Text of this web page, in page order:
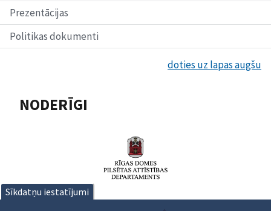
Prezentācijas
Politikas dokumenti
doties uz lapas augšu
NODERĪGI
Sīkdatņu iestatījumi